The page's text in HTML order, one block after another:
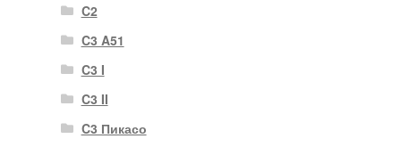
C2
C3 A51
C3 I
C3 II
C3 Пикасо